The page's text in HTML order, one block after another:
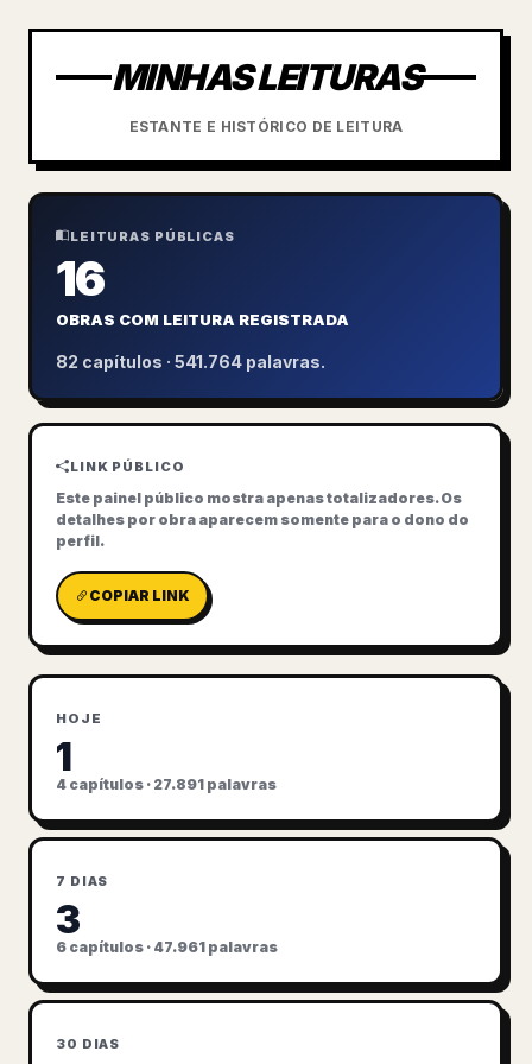
MINHAS LEITURAS
ESTANTE E HISTÓRICO DE LEITURA
LEITURAS PÚBLICAS
16
OBRAS COM LEITURA REGISTRADA
82 capítulos · 541.764 palavras.
LINK PÚBLICO
Este painel público mostra apenas totalizadores. Os
detalhes por obra aparecem somente para o dono do
perfil.
COPIAR LINK
HOJE
1
4 capítulos · 27.891 palavras
7 DIAS
3
6 capítulos · 47.961 palavras
30 DIAS